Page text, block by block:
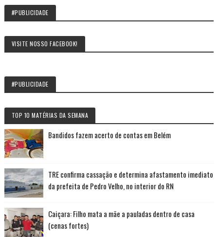
#PUBLICIDADE
VISITE NOSSO FACEBOOK!
#PUBLICIDADE
TOP 10 MATÉRIAS DA SEMANA
Bandidos fazem acerto de contas em Belém
TRE confirma cassação e determina afastamento imediato
da prefeita de Pedro Velho, no interior do RN
Caiçara: Filho mata a mãe a pauladas dentro de casa
(cenas fortes)